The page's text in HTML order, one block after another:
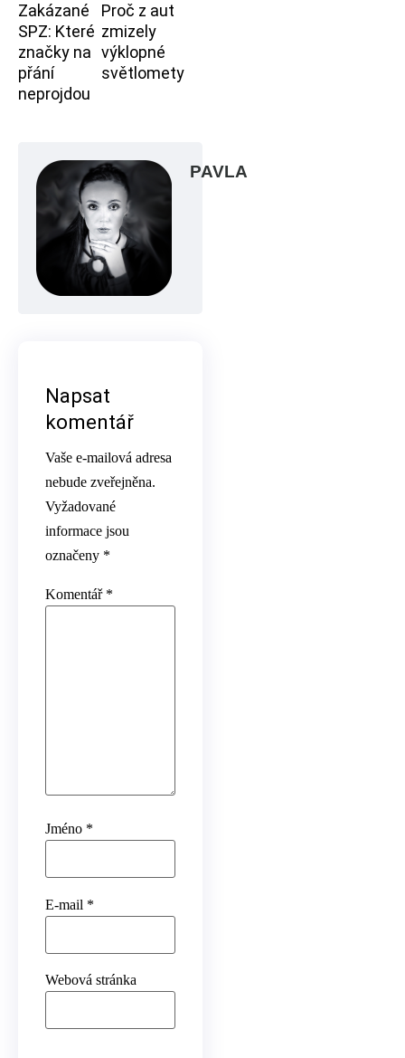
Zakázané
SPZ: Které
značky na
přání
neprojdou
Proč z aut
zmizely
výklopné
světlomety
PAVLA
Napsat
komentář
Vaše e-mailová adresa
nebude zveřejněna.
Vyžadované
informace jsou
označeny *
Komentář *
Jméno *
E-mail *
Webová stránka